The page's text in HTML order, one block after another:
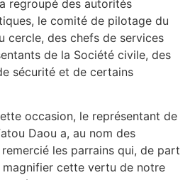
regroupé des autorités
le comité de pilotage du
cercle, des chefs de services
de la Société civile, des
sécurité et de certains
occasion, le représentant de
Daou a, au nom des
les parrains qui, de part
magnifier cette vertu de notre